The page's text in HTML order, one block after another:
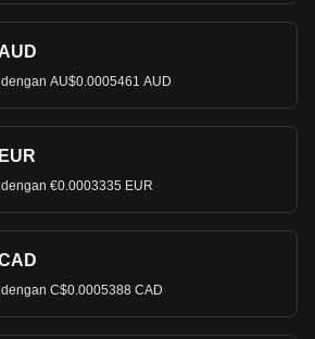
AU$0.0005461 AUD
€0.0003335 EUR
C$0.0005388 CAD